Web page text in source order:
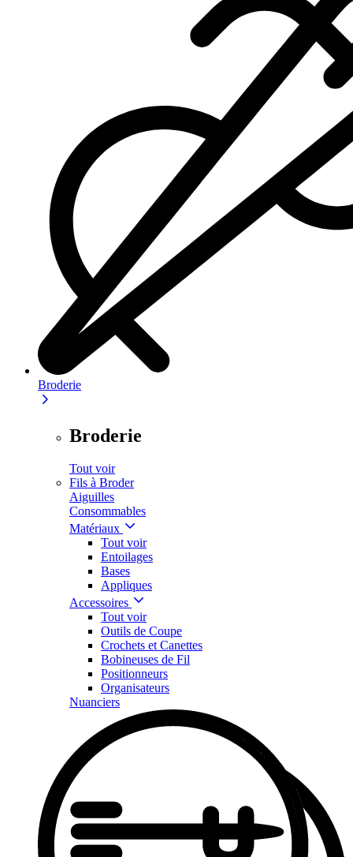
Broderie
Broderie
Tout voir
Fils à Broder
Aiguilles
Consommables
Matériaux
Tout voir
Entoilages
Bases
Appliques
Accessoires
Tout voir
Outils de Coupe
Crochets et Canettes
Bobineuses de Fil
Positionneurs
Organisateurs
Nuanciers